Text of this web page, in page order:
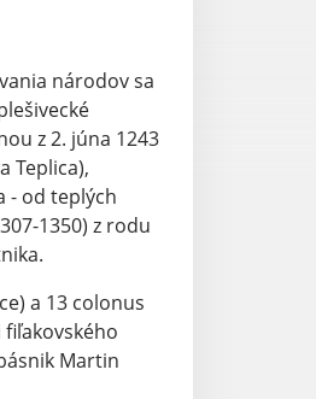
národov sa
z 2. júna 1243
Teplica),
- od teplých
1350) z rodu
a 13 colonus
Martin